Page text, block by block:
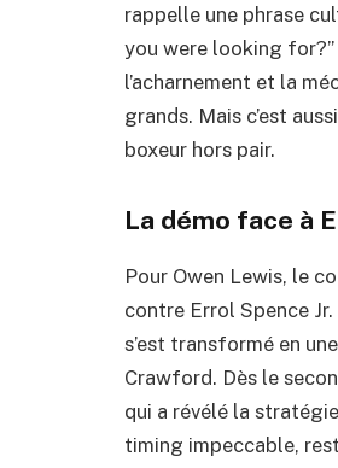
rappelle une phrase
you were looking
l’acharnement et la
grands. Mais c’est
boxeur hors pair.
La démo face à
Pour Owen Lewis, le
contre Errol Spence
s’est transformé en
Crawford. Dès le
qui a révélé la
timing impeccable,